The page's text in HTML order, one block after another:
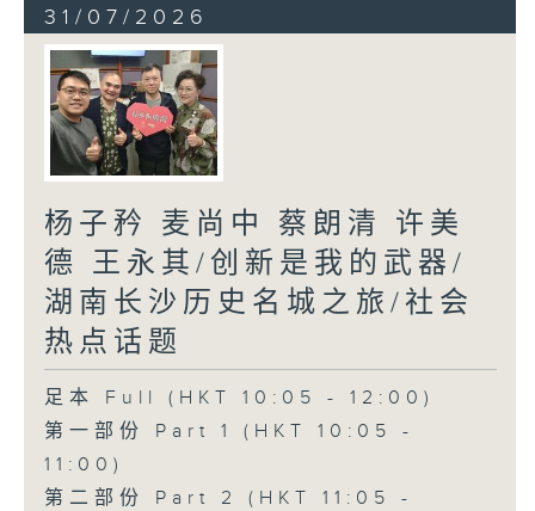
31/07/2026
杨子矜 麦尚中 蔡朗清 许美
德 王永其/创新是我的武器/
湖南长沙历史名城之旅/社会
热点话题
足本 Full (HKT 10:05 - 12:00)
第一部份 Part 1 (HKT 10:05 -
11:00)
第二部份 Part 2 (HKT 11:05 -